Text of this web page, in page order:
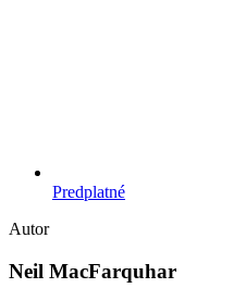
Predplatné
Autor
Neil MacFarquhar